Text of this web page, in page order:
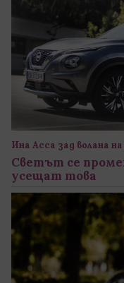
Ина Асса зад волана
Светът се
усещат това